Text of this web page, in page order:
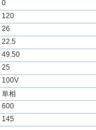
0
120
26
22.5
49.50
25
100V
単相
600
145